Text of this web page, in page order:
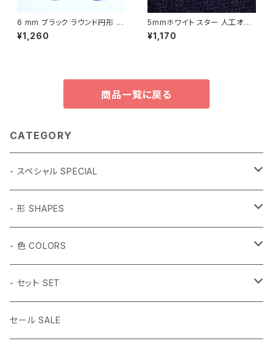
6 mm ブラック ラウンド円形 人
工オパール1個 - 耐熱ガラス /
ボロシリケイトガラス（COE33）
¥1,260
5mmホワイト スター 人工オパ
ール1個 - 耐熱ガラス / ボロシ
リケイトガラス（COE33）専用
¥1,170
商品一覧に戻る
CATEGORY
- スペシャル SPECIAL
和柄 Japanese
折り鶴 Origami
鳥居 Torii Gate
植物 Plant
桜 Sakura
梅の花 Plum blossom
動物 Animal
ハチドリ Hummingbird
虫 Insect
- 形 SHAPES
- 球体 SPHERES
2mm
2.5mm
タンブル Tumbled
SSサイズ SS Size
キューブ Cube
- 色 COLORS
#1 ホワイト White
#2 ミント Mint
- セット SET
- 14色セット
セール SALE